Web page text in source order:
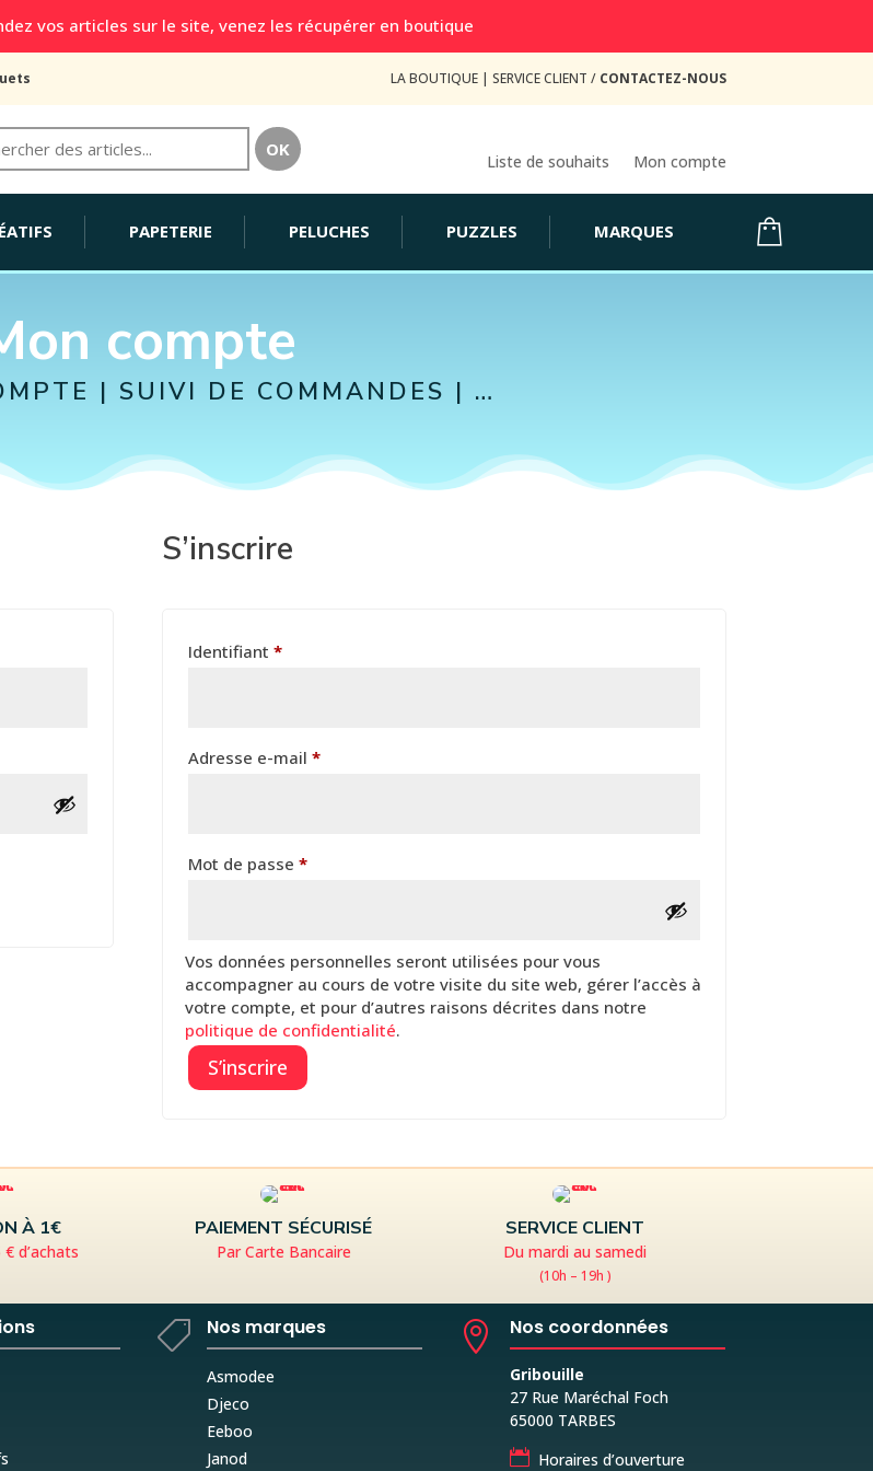
vos articles sur le site, venez les récupérer en boutique
LA BOUTIQUE| SERVICE CLIENT / CONTACTEZ-NOUS
Liste de souhaits Mon compte
PAPETERIE PELUCHES PUZZLES MARQUES
compte
| SUIVI DE COMMANDES | …
S’inscrire
Identifiant *Obligatoire
Adresse e-mail *Obligatoire
Mot de passe *Obligatoire
Vos données personnelles seront utilisées pour vous
accompagner au cours de votre visite du site web, gérer l’accès à
votre compte, et pour d’autres raisons décrites dans notre
politique de confidentialité.
S’inscrire
À 1€
d’achats
PAIEMENT SÉCURISÉ
Par Carte Bancaire
SERVICE CLIENT
Du mardi au samedi
(10h – 19h )
 Nos marques
Asmodee
Djeco
Eeboo
Janod
 Nos coordonnées
Gribouille
27 Rue Maréchal Foch
65000 TARBES
 Horaires d’ouverture